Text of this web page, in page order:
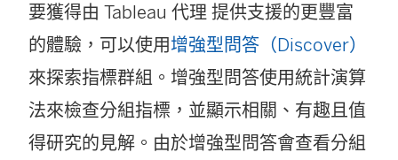
要獲得由 Tableau 代理 提供支援的更豐富
的體驗，可以使用增強型問答（Discover）
來探索指標群組。增強型問答使用統計演算
法來檢查分組指標，並顯示相關、有趣且值
得研究的見解。由於增強型問答會查看分組